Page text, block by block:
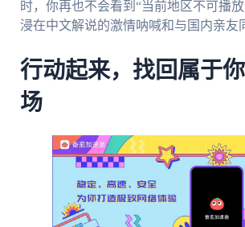
时，你再也不会看到“当前地区不可播
浸在中文解说的激情呐喊和与国内亲友
行动起来，找回属于
场